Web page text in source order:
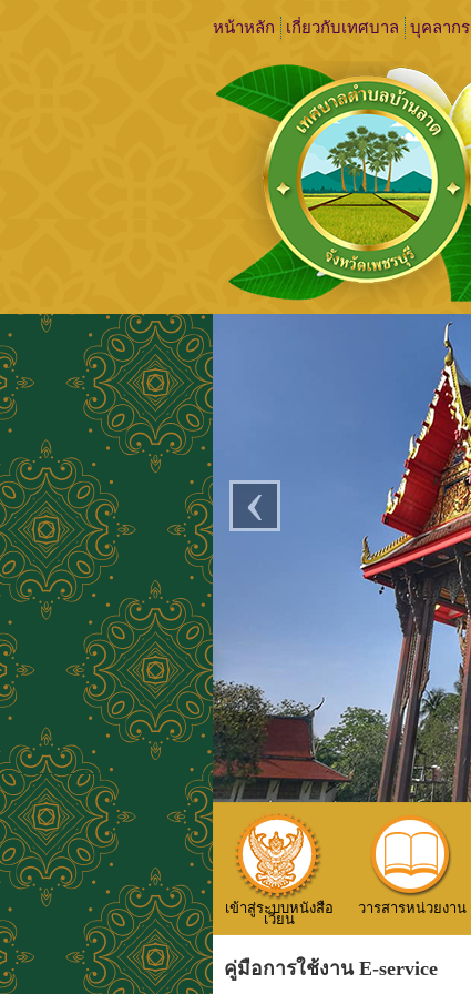
หน้าหลัก เกี่ยวกับเทศบาล บุคลากร
‹
เข้าสู่ระบบหนังสือ
เวียน
วารสารหน่วยงาน
คู่มือการใช้งาน E-service